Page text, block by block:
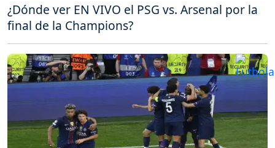
¿Dónde ver EN VIVO el PSG vs. Arsenal por la
final de la Champions?